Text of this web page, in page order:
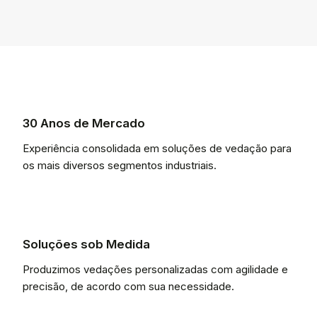
30 Anos de Mercado
Experiência consolidada em soluções de vedação para
os mais diversos segmentos industriais.
Soluções sob Medida
Produzimos vedações personalizadas com agilidade e
precisão, de acordo com sua necessidade.